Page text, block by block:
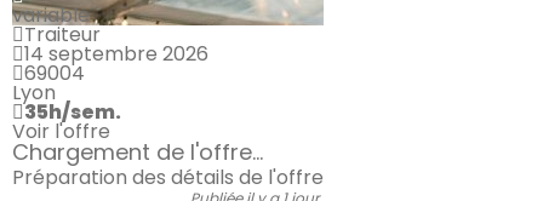
variable
Traiteur
14 septembre 2026
69004
Lyon
35h/sem.
Voir l'offre
Chargement de l'offre...
Préparation des détails de l'offre